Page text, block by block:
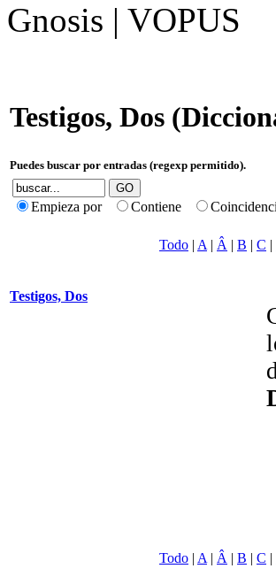
Gnosis | VOPUS
Testigos, Dos
Puedes buscar por entradas (regexp permitido).
Empieza por Contiene
Todo | A | Â | B | C |
Testigos, Dos
Todo | A | Â | B | C |